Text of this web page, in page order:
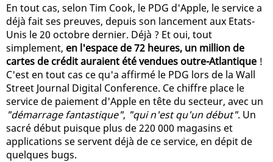
En tout cas, selon Tim Cook, le PDG d'Apple, le service a
déjà fait ses preuves, depuis son lancement aux Etats-
Unis le 20 octobre dernier. Déjà ? Et oui, tout
simplement, en l'espace de 72 heures, un million de
cartes de crédit auraient été vendues outre-Atlantique !
C'est en tout cas ce qu'a affirmé le PDG lors de la Wall
Street Journal Digital Conference. Ce chiffre place le
service de paiement d'Apple en tête du secteur, avec un
"démarrage fantastique", "qui n'est qu'un début". Un
sacré début puisque plus de 220 000 magasins et
applications se servent déjà de ce service, en dépit de
quelques bugs.